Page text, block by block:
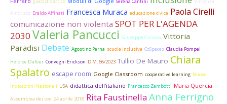
gioco didattico Serena Cantini
Vincenza
Amoruso Eraldo Affinati Francesca Muraca educazione civica Paola Cirelli
comunicazione non violenta SPOT PER L'AGENDA
2030 Valeria Pancucci Giuseppe Corsaro Vittoria
Paradisi Debate Agostino Perna scuola inclusiva CoSpaces Claudia Pompei
Heloise Dufour Convegni Erickson D.M. 66/2023 Tullio De Mauro Chiara
Spalatro escape room Google Classroom cooperative learning Nuove
Indicazioni Nazionali USA didattica dell'italiano Francesco Zambotti Maria Quercia
Assemblea dei soci 24 aprile 2018 Rita Faustinella Anna Ferrigno